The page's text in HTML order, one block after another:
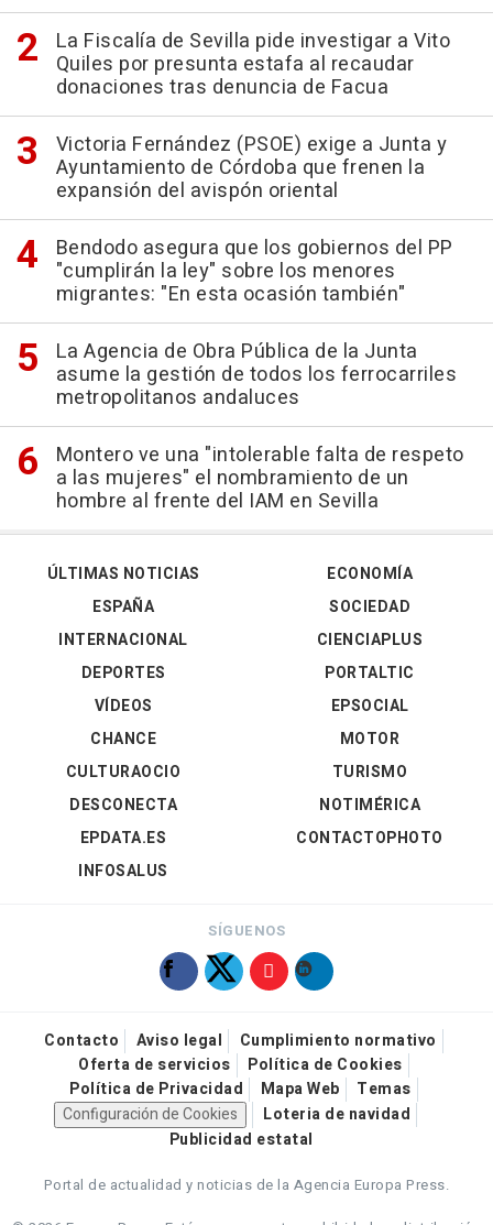
La Fiscalía de Sevilla pide investigar a Vito
Quiles por presunta estafa al recaudar
donaciones tras denuncia de Facua
Victoria Fernández (PSOE) exige a Junta y
Ayuntamiento de Córdoba que frenen la
expansión del avispón oriental
Bendodo asegura que los gobiernos del PP
"cumplirán la ley" sobre los menores
migrantes: "En esta ocasión también"
La Agencia de Obra Pública de la Junta
asume la gestión de todos los ferrocarriles
metropolitanos andaluces
Montero ve una "intolerable falta de respeto
a las mujeres" el nombramiento de un
hombre al frente del IAM en Sevilla
ÚLTIMAS NOTICIAS
ESPAÑA
INTERNACIONAL
DEPORTES
VÍDEOS
ECONOMÍA
SOCIEDAD
CIENCIAPLUS
PORTALTIC
EPSOCIAL
CHANCE
CULTURAOCIO
DESCONECTA
EPDATA.ES
INFOSALUS
MOTOR
TURISMO
NOTIMÉRICA
CONTACTOPHOTO
SÍGUENOS
Contacto Aviso legal
Cumplimiento normativo
Oferta de servicios
Política de Cookies
Política de Privacidad
Mapa Web
Temas
Configuración de Cookies
Loteria de navidad
Publicidad estatal
Portal de actualidad y noticias de la Agencia Europa Press.